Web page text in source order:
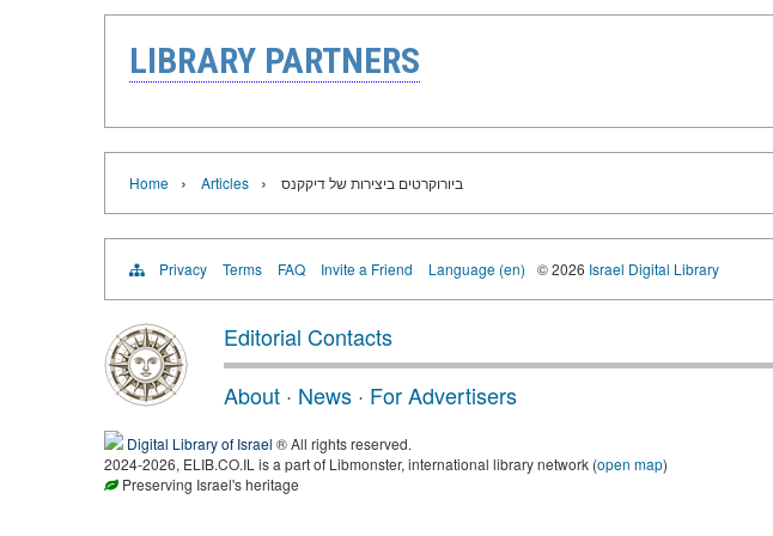
LIBRARY PARTNERS
Home › Articles › ביורוקרטים ביצירות של דיקקנס
Privacy Terms FAQ Invite a Friend Language (en) © 2026 Israel Digital Library
Editorial Contacts
About · News · For Advertisers
Digital Library of Israel ® All rights reserved.
2024-2026, ELIB.CO.IL is a part of Libmonster, international library network (open map)
Preserving Israel's heritage